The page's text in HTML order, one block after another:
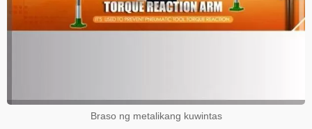
Braso ng metalikang kuwintas